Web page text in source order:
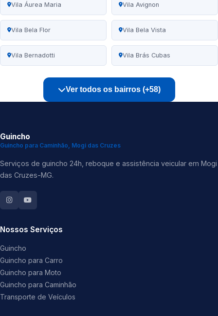
Vila Áurea Maria Vila Avignon
Vila Bela Flor Vila Bela Vista
Vila Bernadotti Vila Brás Cubas
Ver todos os bairros (+58)
Guincho
Guincho para Caminhão, Mogi das Cruzes
Serviços de guincho 24h, reboque e assistência veicular em Mogi
das Cruzes-MG.
Nossos Serviços
Guincho
Guincho para Carro
Guincho para Moto
Guincho para Caminhão
Transporte de Veículos